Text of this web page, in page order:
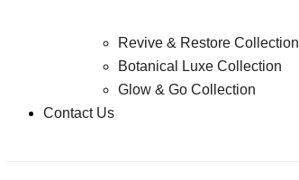
Revive & Restore Collection
Botanical Luxe Collection
Glow & Go Collection
Contact Us